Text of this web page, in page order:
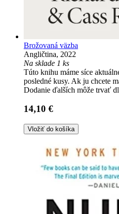
Brožovaná väzba
Angličtina, 2022
Na sklade 1 ks
Túto knihu máme síce
posledné kusy. Ak ju chcete
Dodanie ďalších môže trvať
14,10 €
Vložiť do košíka